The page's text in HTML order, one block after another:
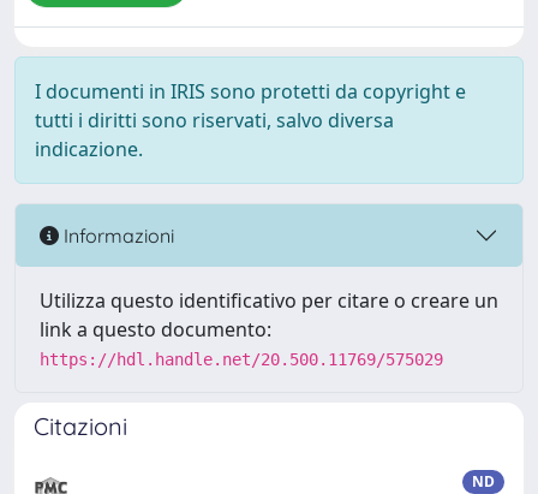
I documenti in IRIS sono protetti da copyright e
tutti i diritti sono riservati, salvo diversa
indicazione.
Informazioni
Utilizza questo identificativo per citare o creare un
link a questo documento:
https://hdl.handle.net/20.500.11769/575029
Citazioni
ND